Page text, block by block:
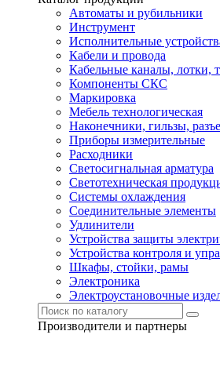
Автоматы и рубильники
Инструмент
Исполнительные
Кабели и провода
Кабельные каналы, лотки,
Компоненты СКС
Маркировка
Мебель технологическая
Наконечники, гильзы,
Приборы измерительные
Расходники
Светосигнальная арматура
Светотехническая
Системы охлаждения
Соединительные элементы
Удлинители
Устройства защиты
Устройства контроля и
Шкафы, стойки, рамы
Электроника
Электроустановочные
Производители и партнеры